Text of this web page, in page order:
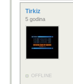
Tirkiz
5 godina
OFFLINE